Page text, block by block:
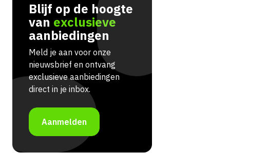
Blijf op de hoogte
van exclusieve
aanbiedingen
Meld je aan voor onze
nieuwsbrief en ontvang
exclusieve aanbiedingen
direct in je inbox.
Aanmelden